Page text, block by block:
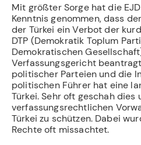
Mit größter Sorge hat die
Kenntnis genommen, dass
der Türkei ein Verbot der
DTP (Demokratik Toplum
Demokratischen
Verfassungsgericht
politischer Parteien und die
politischen Führer hat eine
Türkei. Sehr oft geschah dies
verfassungsrechtlichen
Türkei zu schützen. Dabei
Rechte oft missachtet.